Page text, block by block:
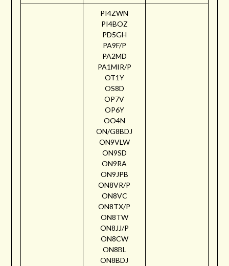
PI4ZWN
PI4BOZ
PD5GH
PA9F/P
PA2MD
PA1MIR/P
OT1Y
OS8D
OP7V
OP6Y
OO4N
ON/G8BDJ
ON9VLW
ON9SD
ON9RA
ON9JPB
ON8VR/P
ON8VC
ON8TX/P
ON8TW
ON8JJ/P
ON8CW
ON8BL
ON8BDJ